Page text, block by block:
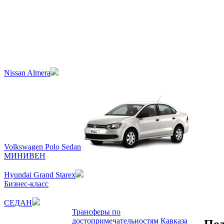
Nissan Almera
Volkswagen Polo Sedan
МИНИВЕН
Hyundai Grand Starex
Бизнес-класс
СЕДАН
Трансферы по
достопримечательностям Кавказа